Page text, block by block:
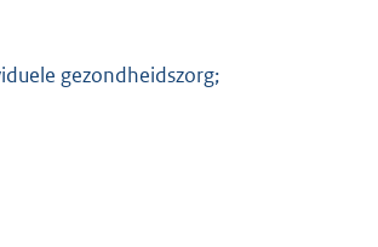
gezondheidszorg;